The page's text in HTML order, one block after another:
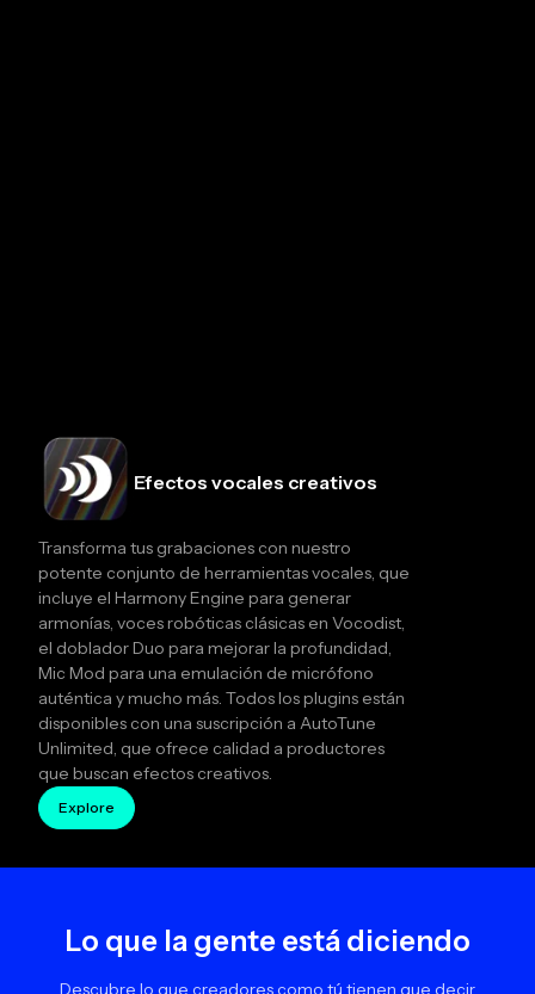
Efectos vocales creativos
Transforma tus grabaciones con nuestro
potente conjunto de herramientas vocales, que
incluye el Harmony Engine para generar
armonías, voces robóticas clásicas en Vocodist,
el doblador Duo para mejorar la profundidad,
Mic Mod para una emulación de micrófono
auténtica y mucho más. Todos los plugins están
disponibles con una suscripción a AutoTune
Unlimited, que ofrece calidad a productores
que buscan efectos creativos.
Explore
Lo que la gente está diciendo
Descubre lo que creadores como tú tienen que decir